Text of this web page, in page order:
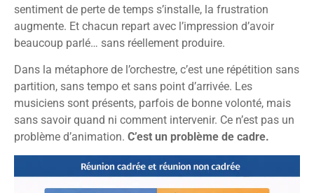
sentiment de perte de temps s’installe, la frustration
augmente. Et chacun repart avec l’impression d’avoir
beaucoup parlé… sans réellement produire.
Dans la métaphore de l’orchestre, c’est une répétition sans
partition, sans tempo et sans point d’arrivée. Les
musiciens sont présents, parfois de bonne volonté, mais
sans savoir quand ni comment intervenir. Ce n’est pas un
problème d’animation. C’est un problème de cadre.